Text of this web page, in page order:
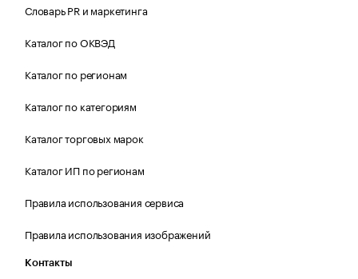
Словарь PR и маркетинга
Каталог по ОКВЭД
Каталог по регионам
Каталог по категориям
Каталог торговых марок
Каталог ИП по регионам
Правила использования сервиса
Правила использования изображений
Контакты